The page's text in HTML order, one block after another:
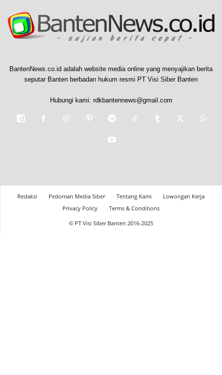
BantenNews.co.id adalah website media online yang menyajikan berita
seputar Banten berbadan hukum resmi PT Visi Siber Banten
Hubungi kami: rdkbantennews@gmail.com
Redaksi Pedoman Media Siber Tentang Kami
Lowongan Kerja
Privacy Policy
Terms & Conditions
© PT Visi Siber Banten 2016-2025